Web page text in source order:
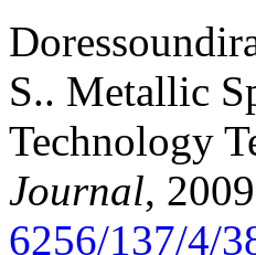
S.. Metallic
Technology
Journal,
6256/137/4/